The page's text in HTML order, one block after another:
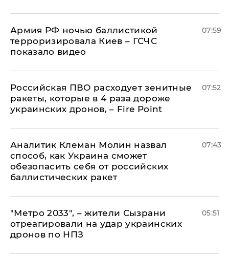
Армия РФ ночью баллистикой
терроризировала Киев – ГСЧС
показало видео
07:59
Российская ПВО расходует зенитные
ракеты, которые в 4 раза дороже
украинских дронов, – Fire Point
07:52
Аналитик Клеман Молин назвал
способ, как Украина сможет
обезопасить себя от российских
баллистических ракет
07:43
"Метро 2033", – жители Сызрани
отреагировали на удар украинских
дронов по НПЗ
05:51